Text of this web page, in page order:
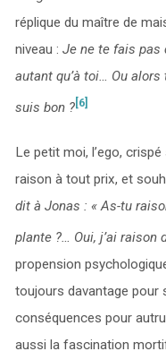
réplique du maître de
niveau : Je ne te fais pas
autant qu’à toi… Ou
suis bon ?[6]
Le petit moi, l’ego,
raison à tout prix, et
dit à Jonas : « As-tu
plante ?… Oui, j’ai raison
propension
toujours davantage pour
conséquences pour
aussi la fascination